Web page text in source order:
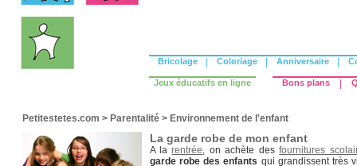
Bricolage Coloriage Anniversaire
Jeux éducatifs en ligne Bons plans
Petitestetes.com > Parentalité > Environnement de l'enfant
La garde robe de mon enfant
A larentrée, on achète desfournitures
garde robe des enfants qui grandissent très